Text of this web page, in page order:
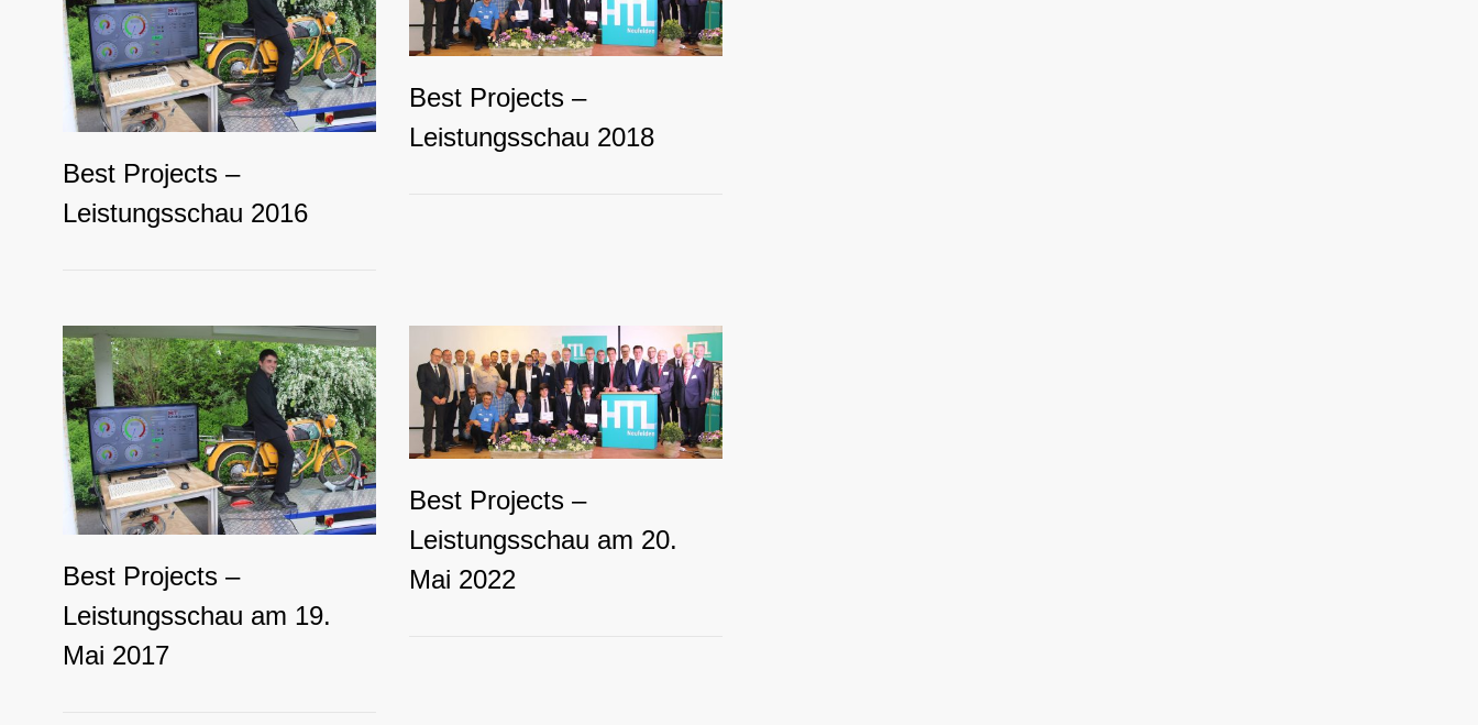
Best Projects –
Leistungsschau 2016
Best Projects –
Leistungsschau 2018
Best Projects –
Leistungsschau am 19.
Mai 2017
Best Projects –
Leistungsschau am 20.
Mai 2022